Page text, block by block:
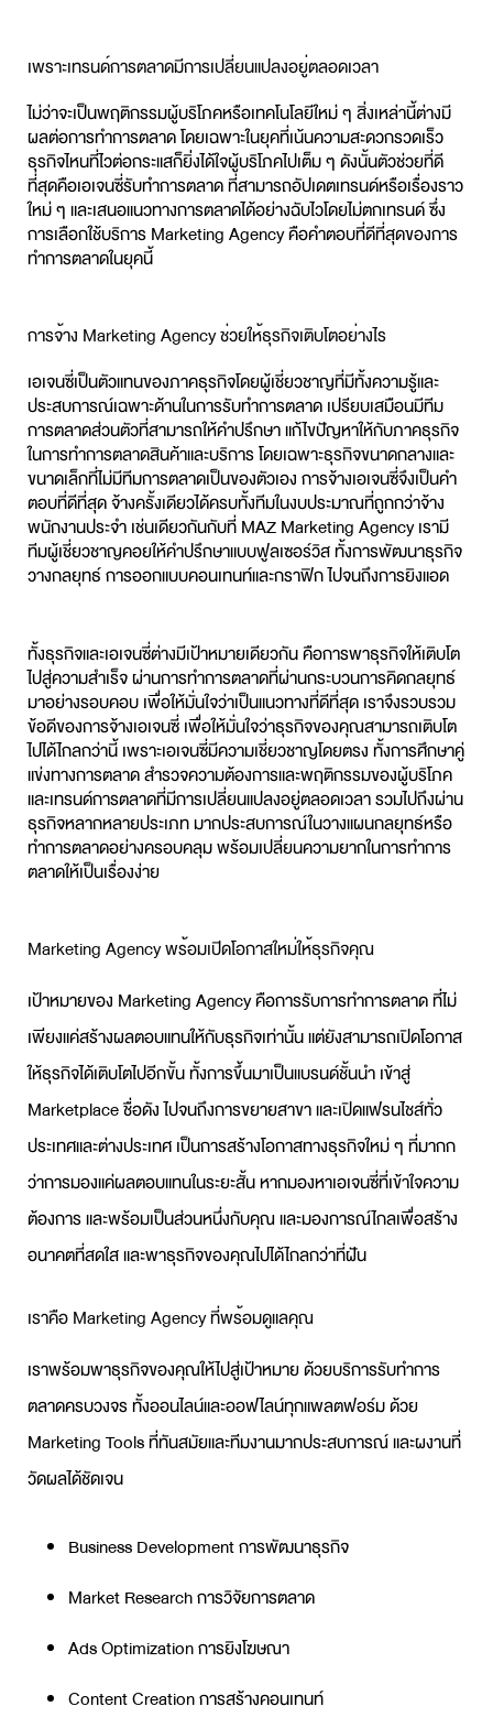
เพราะเทรนด์การตลาดมีการเปลี่ยนแปลงอยู่ตลอดเวลา
ไม่ว่าจะเป็นพฤติกรรมผู้บริโภคหรือเทคโนโลยีใหม่ ๆ สิ่งเหล่านี้ต่างมี
ผลต่อการทำการตลาด โดยเฉพาะในยุคที่เน้นความสะดวกรวดเร็ว
ธุรกิจไหนที่ไวต่อกระแสก็ยิ่งได้ใจผู้บริโภคไปเต็ม ๆ ดังนั้นตัวช่วยที่ดี
ที่สุดคือเอเจนซี่รับทำการตลาดที่สามารถอัปเดตเทรนด์หรือเรื่องราว
ใหม่ ๆ และเสนอแนวทางการตลาดได้อย่างฉับไวโดยไม่ตกเทรนด์ ซึ่ง
การเลือกใช้บริการMarketing Agencyคือคำตอบที่ดีที่สุดของการ
ทำการตลาดในยุคนี้
การจ้าง Marketing Agency ช่วยให้ธุรกิจเติบโตอย่างไร
เอเจนซี่เป็นตัวแทนของภาคธุรกิจโดยผู้เชี่ยวชาญที่มีทั้งความรู้และ
ประสบการณ์เฉพาะด้านในการรับทำการตลาดเปรียบเสมือนมีทีม
การตลาดส่วนตัวที่สามารถให้คำปรึกษา แก้ไขปัญหาให้กับภาคธุรกิจ
ในการทำการตลาด​สินค้าและบริการ โดยเฉพาะธุรกิจขนาดกลางและ
ขนาดเล็กที่ไม่มีทีมการตลาดเป็นของตัวเอง การจ้างเอเจนซี่จึงเป็นคำ
ตอบที่ดีที่สุด จ้างครั้งเดียวได้ครบทั้งทีมในงบประมาณที่ถูกกว่าจ้าง
พนักงานประจำ เช่นเดียวกันกับที่ MAZMarketing Agencyเรามี
ทีมผู้เชี่ยวชาญคอยให้คำปรึกษาแบบฟูลเซอร์วิส ทั้งการพัฒนาธุรกิจ
วางกลยุทธ์ การออกแบบคอนเทนท์และกราฟิก ไปจนถึงการยิงแอด
ทั้งธุรกิจและเอเจนซี่ต่างมีเป้าหมายเดียวกัน คือการพาธุรกิจให้เติบโต
ไปสู่ความสำเร็จ ผ่านการทำการตลาดที่ผ่านกระบวนการคิดกลยุทธ์
มาอย่างรอบคอบ เพื่อให้มั่นใจว่าเป็นแนวทางที่ดีที่สุด เราจึงรวบรวม
ข้อดีของการจ้างเอเจนซี่ เพื่อให้มั่นใจว่าธุรกิจของคุณสามารถเติบโต
ไปได้ไกลกว่านี้ เพราะเอเจนซี่มีความเชี่ยวชาญโดยตรง ทั้งการศึกษาคู่
แข่งทางการตลาด สำรวจความต้องการและพฤติกรรมของผู้บริโภค
และเทรนด์การตลาดที่มีการเปลี่ยนแปลงอยู่ตลอดเวลา รวมไปถึงผ่าน
ธุรกิจหลากหลายประเภท มากประสบการณ์ในวางแผนกลยุทธ์หรือ
ทำการตลาดอย่างครอบคลุม พร้อมเปลี่ยนความยากในการทำการ
ตลาดให้เป็นเรื่องง่าย
Marketing Agency พร้อมเปิดโอกาสใหม่ให้ธุรกิจคุณ
เป้าหมายของ Marketing Agencyคือการรับการทำการตลาดที่ไม่
เพียงแค่สร้างผลตอบแทนให้กับธุรกิจเท่านั้น แต่ยังสามารถเปิดโอกาส
ให้ธุรกิจได้เติบโตไปอีกขั้น ทั้งการขึ้นมาเป็นแบรนด์ชั้นนำ เข้าสู่
Marketplace ชื่อดัง ไปจนถึงการขยายสาขา และเปิดแฟรนไชส์ทั่ว
ประเทศและต่างประเทศ เป็นการสร้างโอกาสทางธุรกิจใหม่ ๆ ที่มากก
ว่าการมองแค่ผลตอบแทนในระยะสั้น หากมองหาเอเจนซี่ที่เข้าใจความ
ต้องการ และพร้อมเป็นส่วนหนึ่งกับคุณ และมองการณ์ไกลเพื่อสร้าง
อนาคตที่สดใส และพาธุรกิจของคุณไปได้ไกลกว่าที่ฝัน
เราคือ Marketing Agency ที่พร้อมดูแลคุณ
เราพร้อมพาธุรกิจของคุณให้ไปสู่เป้าหมาย ด้วยบริการรับทำการ
ตลาดครบวงจร ทั้งออนไลน์และออฟไลน์ทุกแพลตฟอร์ม ด้วย
Marketing Tools ที่ทันสมัยและทีมงานมากประสบการณ์ และผงานที่
วัดผลได้ชัดเจน
Business Development การพัฒนาธุรกิจ
Market Research การวิจัยการตลาด
Ads Optimization การยิงโฆษณา
Content Creation การสร้างคอนเทนท์